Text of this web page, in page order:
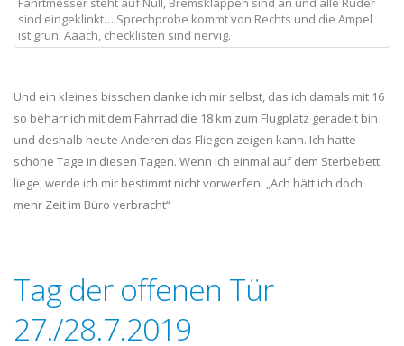
sind eingeklinkt….Sprechprobe kommt von Rechts und die Ampel
ist grün. Aaach, checklisten sind nervig.
Und ein kleines bisschen danke ich mir selbst, das ich damals mit 16
so beharrlich mit dem Fahrrad die 18 km zum Flugplatz geradelt bin
und deshalb heute Anderen das Fliegen zeigen kann. Ich hatte
schöne Tage in diesen Tagen. Wenn ich einmal auf dem Sterbebett
liege, werde ich mir bestimmt nicht vorwerfen: „Ach hätt ich doch
mehr Zeit im Büro verbracht“
Tag der offenen Tür
27./28.7.2019